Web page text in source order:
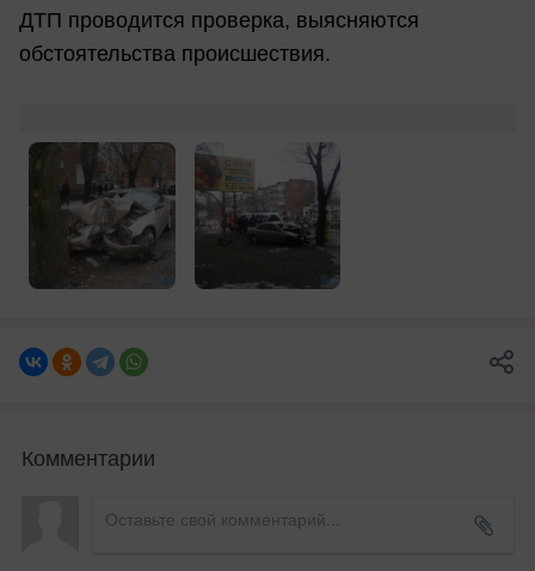
ДТП проводится проверка, выясняются
обстоятельства происшествия.
Комментарии